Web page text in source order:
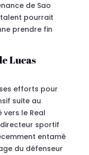
de Sao
talent pourrait
prendre fin
Lucas
efforts pour
suite au
vers le Real
sportif
entamé
du défenseur